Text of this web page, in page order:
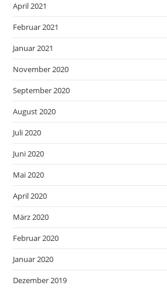
April 2021
Februar 2021
Januar 2021
November 2020
September 2020
August 2020
Juli 2020
Juni 2020
Mai 2020
April 2020
März 2020
Februar 2020
Januar 2020
Dezember 2019